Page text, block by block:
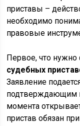
приставы –
необходимо
правовые
Первое, что нужно
судебных
Заявление
подтверждающим
момента
пристав обязан